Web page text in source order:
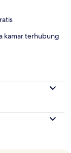
kamar terhubung